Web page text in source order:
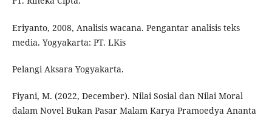
Eriyanto, 2008, Analisis wacana. Pengantar analisis teks
media. Yogyakarta: PT. LKis
Pelangi Aksara Yogyakarta.
Fiyani, M. (2022, December). Nilai Sosial dan Nilai Moral
dalam Novel Bukan Pasar Malam Karya Pramoedya Ananta